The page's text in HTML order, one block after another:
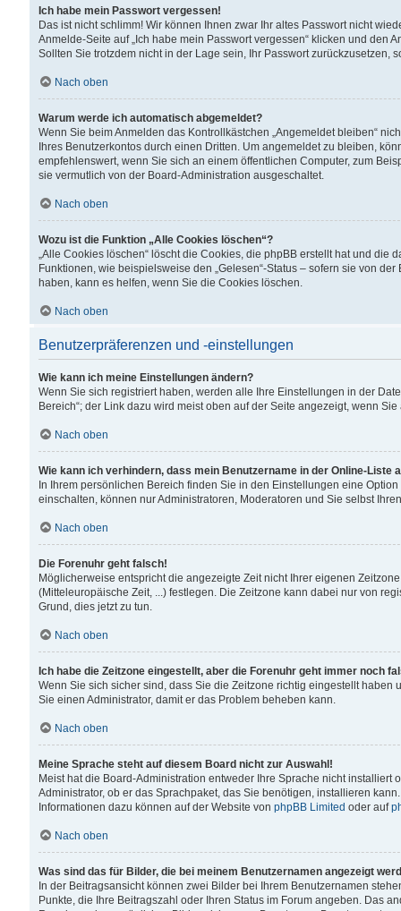
Ich habe mein Passwort vergessen!
Das ist nicht schlimm! Wir können Ihnen zwar Ihr altes Passwort nicht
Anmelde-Seite auf „Ich habe mein Passwort vergessen“ klicken und
Sollten Sie trotzdem nicht in der Lage sein, Ihr Passwort zurückzusetzen,
Nach oben
Warum werde ich automatisch abgemeldet?
Wenn Sie beim Anmelden das Kontrollkästchen „Angemeldet bleiben“
Ihres Benutzerkontos durch einen Dritten. Um angemeldet zu bleiben,
empfehlenswert, wenn Sie sich an einem öffentlichen Computer, zum
sie vermutlich von der Board-Administration ausgeschaltet.
Nach oben
Wozu ist die Funktion „Alle Cookies löschen“?
„Alle Cookies löschen“ löscht die Cookies, die phpBB erstellt hat und
Funktionen, wie beispielsweise den „Gelesen“-Status – sofern sie von
haben, kann es helfen, wenn Sie die Cookies löschen.
Nach oben
Benutzerpräferenzen und -einstellungen
Wie kann ich meine Einstellungen ändern?
Wenn Sie sich registriert haben, werden alle Ihre Einstellungen in der
Bereich“; der Link dazu wird meist oben auf der Seite angezeigt, wenn
Nach oben
Wie kann ich verhindern, dass mein Benutzername in der Online-Liste
In Ihrem persönlichen Bereich finden Sie in den Einstellungen eine
einschalten, können nur Administratoren, Moderatoren und Sie selbst
Nach oben
Die Forenuhr geht falsch!
Möglicherweise entspricht die angezeigte Zeit nicht Ihrer eigenen
(Mitteleuropäische Zeit, ...) festlegen. Die Zeitzone kann dabei nur von
Grund, dies jetzt zu tun.
Nach oben
Ich habe die Zeitzone eingestellt, aber die Forenuhr geht immer noch
Wenn Sie sich sicher sind, dass Sie die Zeitzone richtig eingestellt
Sie einen Administrator, damit er das Problem beheben kann.
Nach oben
Meine Sprache steht auf diesem Board nicht zur Auswahl!
Meist hat die Board-Administration entweder Ihre Sprache nicht
Administrator, ob er das Sprachpaket, das Sie benötigen, installieren
Informationen dazu können auf der Website von phpBB Limited oder auf
Nach oben
Was sind das für Bilder, die bei meinem Benutzernamen angezeigt
In der Beitragsansicht können zwei Bilder bei Ihrem Benutzernamen
Punkte, die Ihre Beitragszahl oder Ihren Status im Forum angeben. Das